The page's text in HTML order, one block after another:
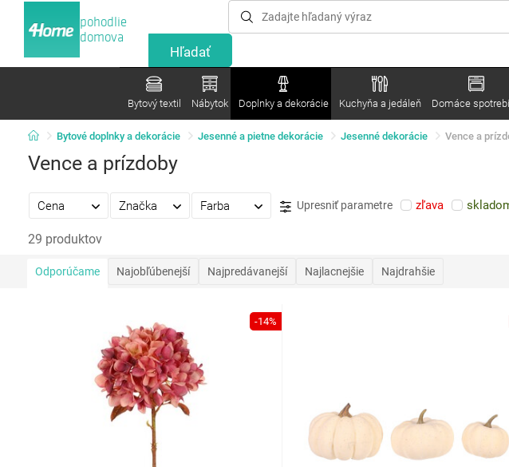
pohodlie
domova
Bytový textil Nábytok Doplnky a dekorácie Kuchyňa a jedáleň Domáce
Bytové doplnky a dekorácie Jesenné a pietne dekorácie Jesenné dekorácie Vence a
Vence a prízdoby
Cena Značka Farba Upresniť parametre zľava
29 produktov
Odporúčame Najobľúbenejší Najpredávanejší Najlacnejšie Najdrahšie
-14%